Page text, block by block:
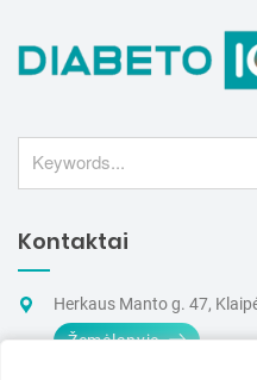
Kontaktai
Herkaus Manto g. 47,
Žemėlapyje